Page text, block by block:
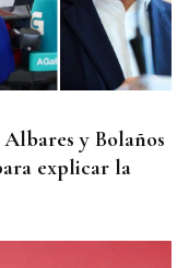
y Bolaños
explicar la